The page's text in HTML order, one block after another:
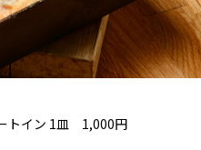
トイン 1皿 1,000円